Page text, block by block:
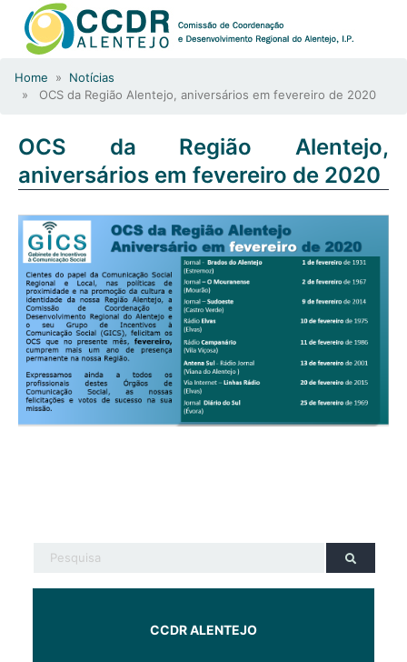
Home » Notícias
» OCS da Região Alentejo, aniversários em fevereiro de 2020
OCS da Região Alentejo,
aniversários em fevereiro de 2020
CCDR ALENTEJO